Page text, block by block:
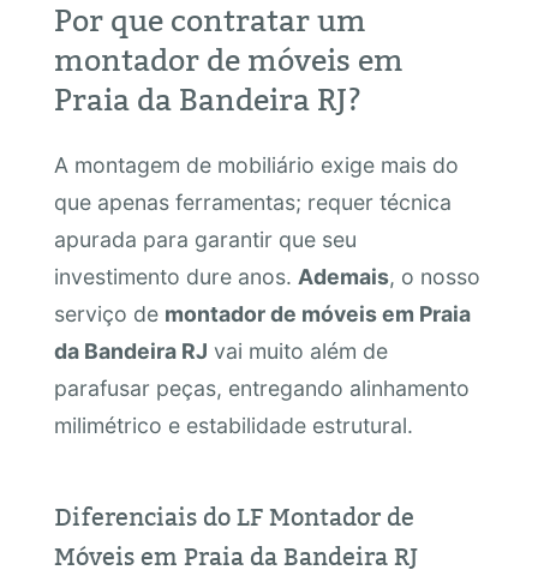
Por que contratar um
montador de móveis em
Praia da Bandeira RJ?
A montagem de mobiliário exige mais do
que apenas ferramentas; requer técnica
apurada para garantir que seu
investimento dure anos. Ademais, o nosso
serviço de montador de móveis em Praia
da Bandeira RJ vai muito além de
parafusar peças, entregando alinhamento
milimétrico e estabilidade estrutural.
Diferenciais do LF Montador de
Móveis em Praia da Bandeira RJ